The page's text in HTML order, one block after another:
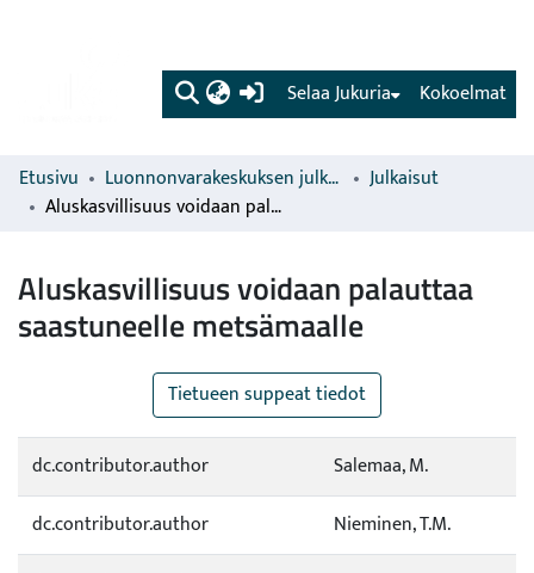
(current) Kokoelmat
Selaa Jukuria
Etusivu Luonnonvarakeskuksen julkaisut
Julkaisut
Aluskasvillisuus voidaan palauttaa saastuneelle metsämaalle
Aluskasvillisuus voidaan palauttaa
saastuneelle metsämaalle
Tietueen suppeat tiedot
dc.contributor.author
Salemaa, M.
dc.contributor.author
Nieminen, T.M.